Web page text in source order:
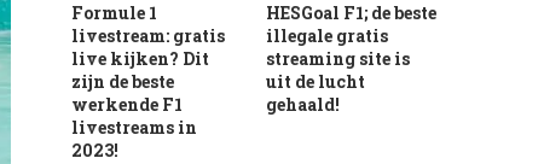
Formule 1
livestream: gratis
live kijken? Dit
zijn de beste
werkende F1
livestreams in
2023!
HESGoal F1; de beste
illegale gratis
streaming site is
uit de lucht
gehaald!